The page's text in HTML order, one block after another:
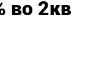
во 2кв